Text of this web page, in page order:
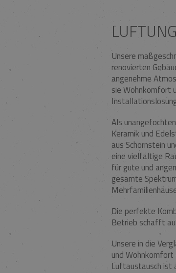
Unsere
renovierten
angenehme
sie Wohnkomfort
Als
Keramik und
aus Schornstein
eine vielfältige
für gute und
gesamte
Die perfekte
Betrieb schafft
Unsere in die
und
Luftaustausch ist